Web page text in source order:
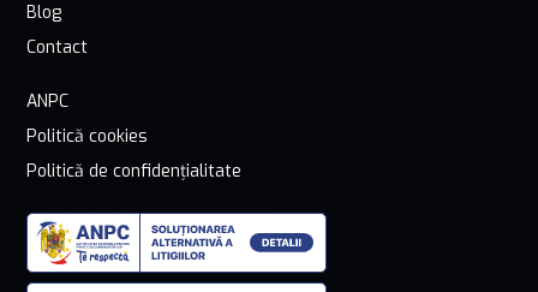
Blog
Contact
ANPC
Politică cookies
Politică de confidențialitate